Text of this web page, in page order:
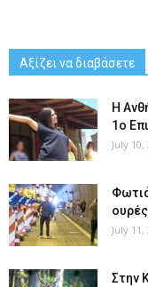
Αξίζει να διαβάσετε
Η
1ο
July 10,
July 11,
Στην